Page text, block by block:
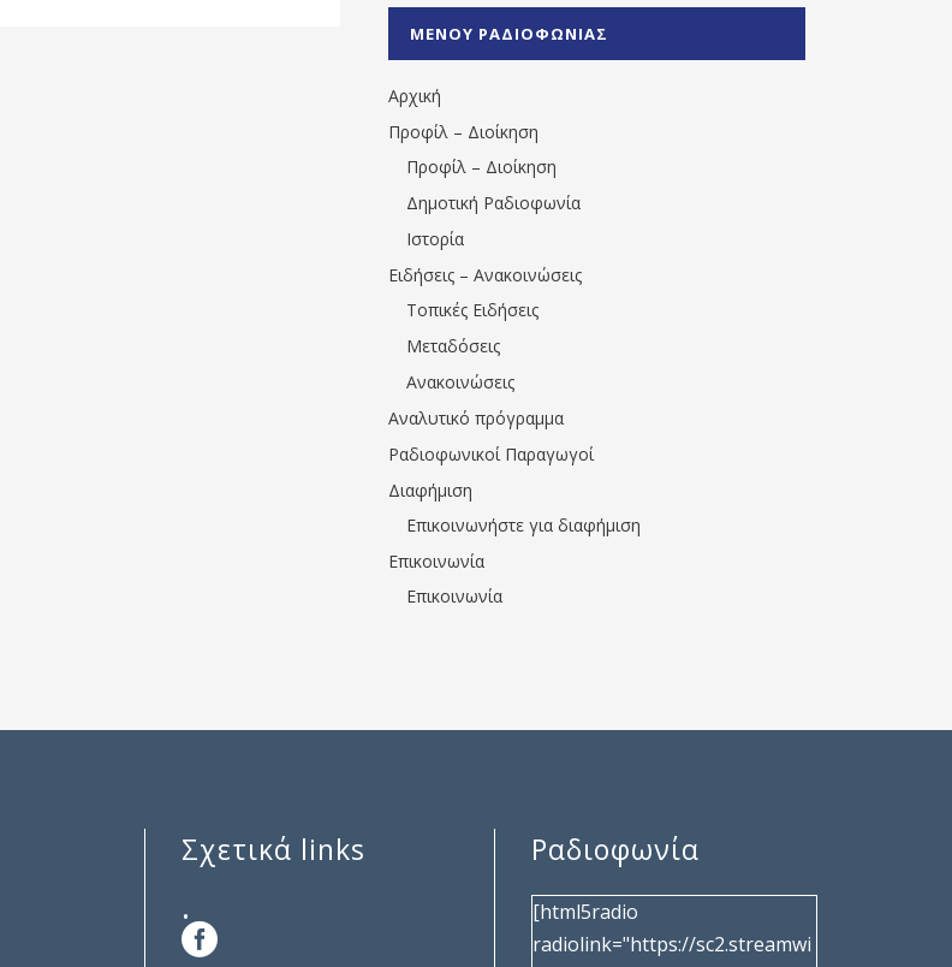
1531194763766854/" artist="" ]
ΜΕΝΟΥ ΡΑΔΙΟΦΩΝΙΑΣ
Αρχική
Προφίλ – Διοίκηση
Προφίλ – Διοίκηση
Δημοτική Ραδιοφωνία
Ιστορία
Ειδήσεις – Ανακοινώσεις
Τοπικές Ειδήσεις
Μεταδόσεις
Ανακοινώσεις
Αναλυτικό πρόγραμμα
Ραδιοφωνικοί Παραγωγοί
Διαφήμιση
Επικοινωνήστε για διαφήμιση
Επικοινωνία
Επικοινωνία
Σχετικά links
.
Ραδιοφωνία
[html5radio
radiolink="https://sc2.streamwi